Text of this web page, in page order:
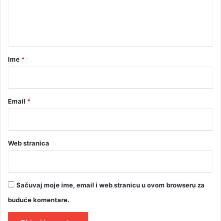
rIme *
Email *
Web stranica
Sačuvaj moje ime, email i web stranicu u ovom browseru za
buduće komentare.